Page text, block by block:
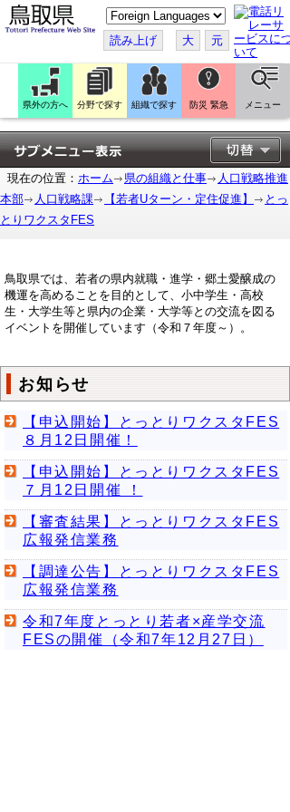
こ
の
ペ
ー
ジ
翻
訳
す
る
読み上げ 大 元
県外の方へ 分野で探す 組織で探す 防災 緊急 メニュー
現在の位置： ホーム 県の組織と仕事
人口戦略推進
本部
人口戦略課 【若者Uターン・定住促進】
とっ
とりワクスタFES
鳥取県では、若者の県内就職・進学・郷土愛醸成の
機運を高めることを目的として、小中学生・ 高校
生・大学生等と県内の企業・大学等との交流を図る
イベントを開催しています（令和７年度～）。
お知らせ
【申込開始】とっとりワクスタFES
８月12日開催！
【申込開始】とっとりワクスタFES
７月12日開催 ！
【審査結果】とっとりワクスタFES
広報発信業務
【調達公告】とっとりワクスタFES
広報発信業務
令和7年度とっとり若者×産学交流
FESの開催（令和7年12月27日）